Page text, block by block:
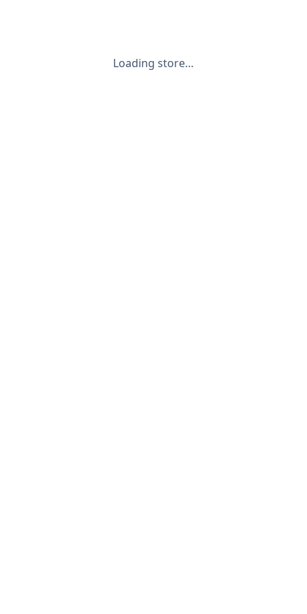
Loading store…